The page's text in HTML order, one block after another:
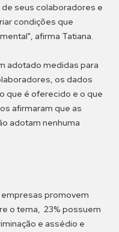
seus colaboradores e
condições que
afirma Tatiana.
adotado medidas para
os dados
que é oferecido e o que
afirmaram que as
adotam nenhuma
empresas promovem
o tema, 23% possuem
e assédio e